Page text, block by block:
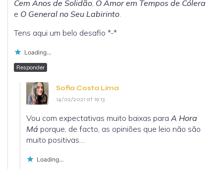
Cem Anos de Solidão, O Amor em Tempos de Cólera
e O General no Seu Labirinto.
Tens aqui um belo desafio *-*
Loading...
Responder
Sofia Costa Lima
14/02/2021 at 19:13
Vou com expectativas muito baixas para A Hora
Má porque, de facto, as opiniões que leio não são
muito positivas…
Loading...